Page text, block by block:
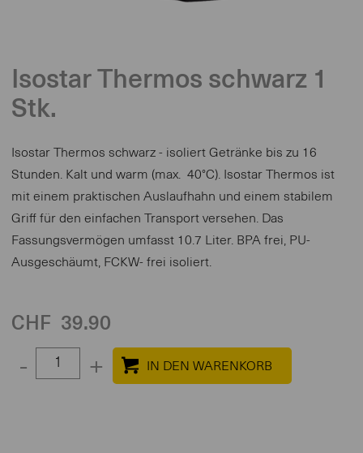
Isostar Thermos schwarz 1
Stk.
Isostar Thermos schwarz - isoliert Getränke bis zu 16
Stunden. Kalt und warm (max. 40°C). Isostar Thermos ist
mit einem praktischen Auslaufhahn und einem stabilem
Griff für den einfachen Transport versehen. Das
Fassungsvermögen umfasst 10.7 Liter. BPA frei, PU-
Ausgeschäumt, FCKW- frei isoliert.
CHF 39.90
- +
quantity